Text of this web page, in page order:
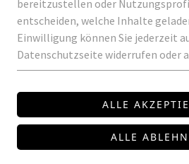
GPL
bereitzustellen oder
entscheiden, welche Inhalte
Einwilligung können Sie jederzeit
Datenschutzseite widerrufen oder